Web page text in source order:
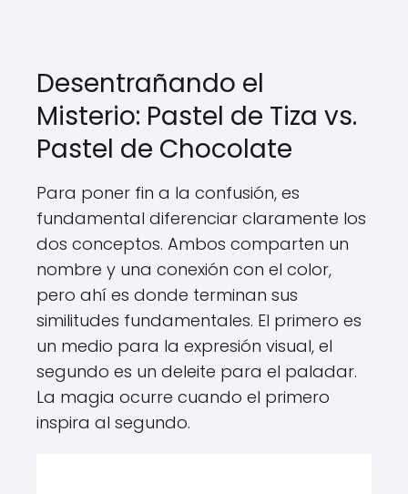
Desentrañando el
Misterio: Pastel de Tiza vs.
Pastel de Chocolate
Para poner fin a la confusión, es
fundamental diferenciar claramente los
dos conceptos. Ambos comparten un
nombre y una conexión con el color,
pero ahí es donde terminan sus
similitudes fundamentales. El primero es
un medio para la expresión visual, el
segundo es un deleite para el paladar.
La magia ocurre cuando el primero
inspira al segundo.